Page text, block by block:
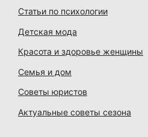
Статьи по психологии
Детская мода
Красота и здоровье женщины
Семья и дом
Советы юристов
Актуальные советы сезона